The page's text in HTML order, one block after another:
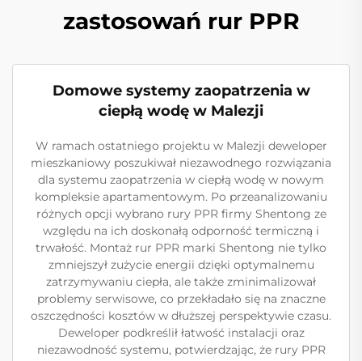
zastosowań rur PPR
Domowe systemy zaopatrzenia w
ciepłą wodę w Malezji
W ramach ostatniego projektu w Malezji deweloper
mieszkaniowy poszukiwał niezawodnego rozwiązania
dla systemu zaopatrzenia w ciepłą wodę w nowym
kompleksie apartamentowym. Po przeanalizowaniu
różnych opcji wybrano rury PPR firmy Shentong ze
względu na ich doskonałą odporność termiczną i
trwałość. Montaż rur PPR marki Shentong nie tylko
zmniejszył zużycie energii dzięki optymalnemu
zatrzymywaniu ciepła, ale także zminimalizował
problemy serwisowe, co przekładało się na znaczne
oszczędności kosztów w dłuższej perspektywie czasu.
Deweloper podkreślił łatwość instalacji oraz
niezawodność systemu, potwierdzając, że rury PPR